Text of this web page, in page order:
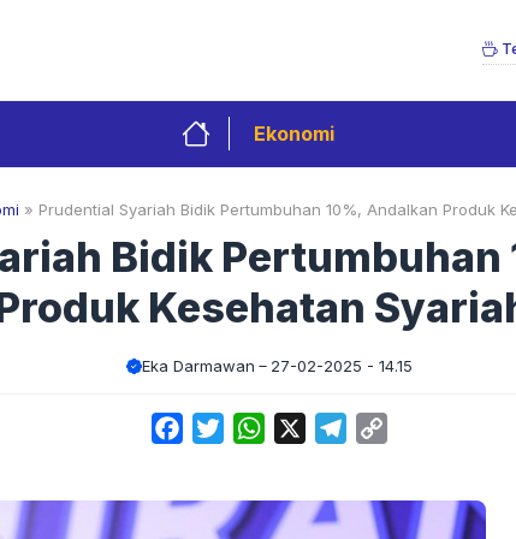
Ekonomi
» Prudential Syariah Bidik Pertumbuhan 10%, Andalkan Produk
Bidik Pertumbuhan
Kesehatan
Eka Darmawan 27-02-2025 - 14.15
FacebookTwitterWhatsApp Telegram